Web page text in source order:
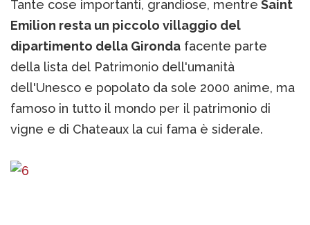
Tante cose importanti, grandiose, mentre Saint
Emilion resta un piccolo villaggio del
dipartimento della Gironda facente parte
della lista del Patrimonio dell'umanità
dell'Unesco e popolato da sole 2000 anime, ma
famoso in tutto il mondo per il patrimonio di
vigne e di Chateaux la cui fama è siderale.